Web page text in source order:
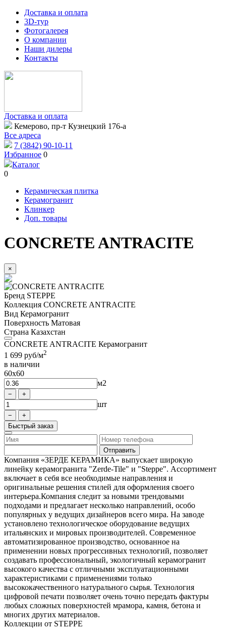
Доставка и оплата
3D-тур
Фотогалерея
О компании
Наши дилеры
Контакты
Доставка и оплата
Кемерово, пр-т Кузнецкий 176-а
Все адреса
7 (3842) 90-10-11
Избранное 0
Каталог
0
Керамическая плитка
Керамогранит
Клинкер
Доп. товары
CONCRETE ANTRACITE
×
Бренд STEPPE
Коллекция CONCRETE ANTRACITE
Вид Керамогранит
Поверхность Матовая
Страна Казахстан
CONCRETE ANTRACITE Керамогранит
1 699 руб/м2
в наличии
60x60
м2
шт
Быстрый заказ
Компания «ЗЕРДЕ КЕРАМИКА» выпускает широкую
линейку керамогранита "Zerde-Tile" и "Steppe". Ассортимент
включает в себя все необходимые направления и
оригинальные решения стилей для оформления своего
интерьера.Компания следит за новыми трендовыми
подходами и предлагает несколько направлений, особо
популярных у ведущих дизайнеров всего мира. На заводе
установлено технологическое оборудование ведущих
итальянских и мировых производителей. Современное
автоматизированное производство, основанное на
применении новых прогрессивных технологий, позволяет
создавать профессиональный, экологичный керамогранит
высокого качества с отличными эксплуатационными
характеристиками с применениями только
высококачественного натурального сырья. Технология
цифровой печати позволяeт очень точно передать фактуры
любых сложных поверхностей мрамора, камня, бетона и
многих других материалов.
Коллекции от STEPPE